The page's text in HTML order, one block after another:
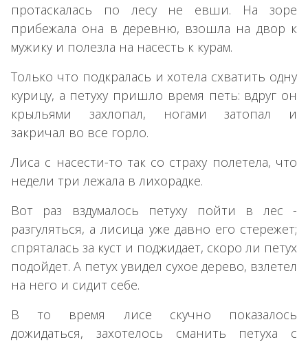
протаскалась по лесу не евши. На зоре
прибежала она в деревню, взошла на двор к
мужику и полезла на насесть к курам.
Только что подкралась и хотела схватить одну
курицу, а петуху пришло время петь: вдруг он
крыльями захлопал, ногами затопал и
закричал во все горло.
Лиса с насести-то так со страху полетела, что
недели три лежала в лихорадке.
Вот раз вздумалось петуху пойти в лес -
разгуляться, а лисица уже давно его стережет;
спряталась за куст и поджидает, скоро ли петух
подойдет. А петух увидел сухое дерево, взлетел
на него и сидит себе.
В то время лисе скучно показалось
дожидаться, захотелось сманить петуха с